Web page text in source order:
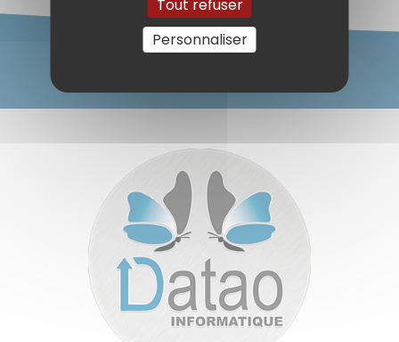
Tout refuser
Personnaliser